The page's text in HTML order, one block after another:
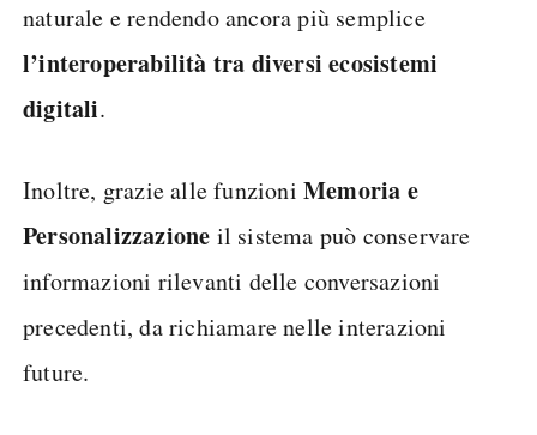
naturale e rendendo ancora più semplice
l’interoperabilità tra diversi ecosistemi
digitali.
Inoltre, grazie alle funzioni Memoria e
Personalizzazione il sistema può conservare
informazioni rilevanti delle conversazioni
precedenti, da richiamare nelle interazioni
future.